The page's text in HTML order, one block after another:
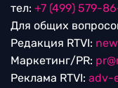
тел: +7 (499) 579-
Для общих
Редакция RTVI:
Маркетинг/PR:
Реклама RTVI: adv-